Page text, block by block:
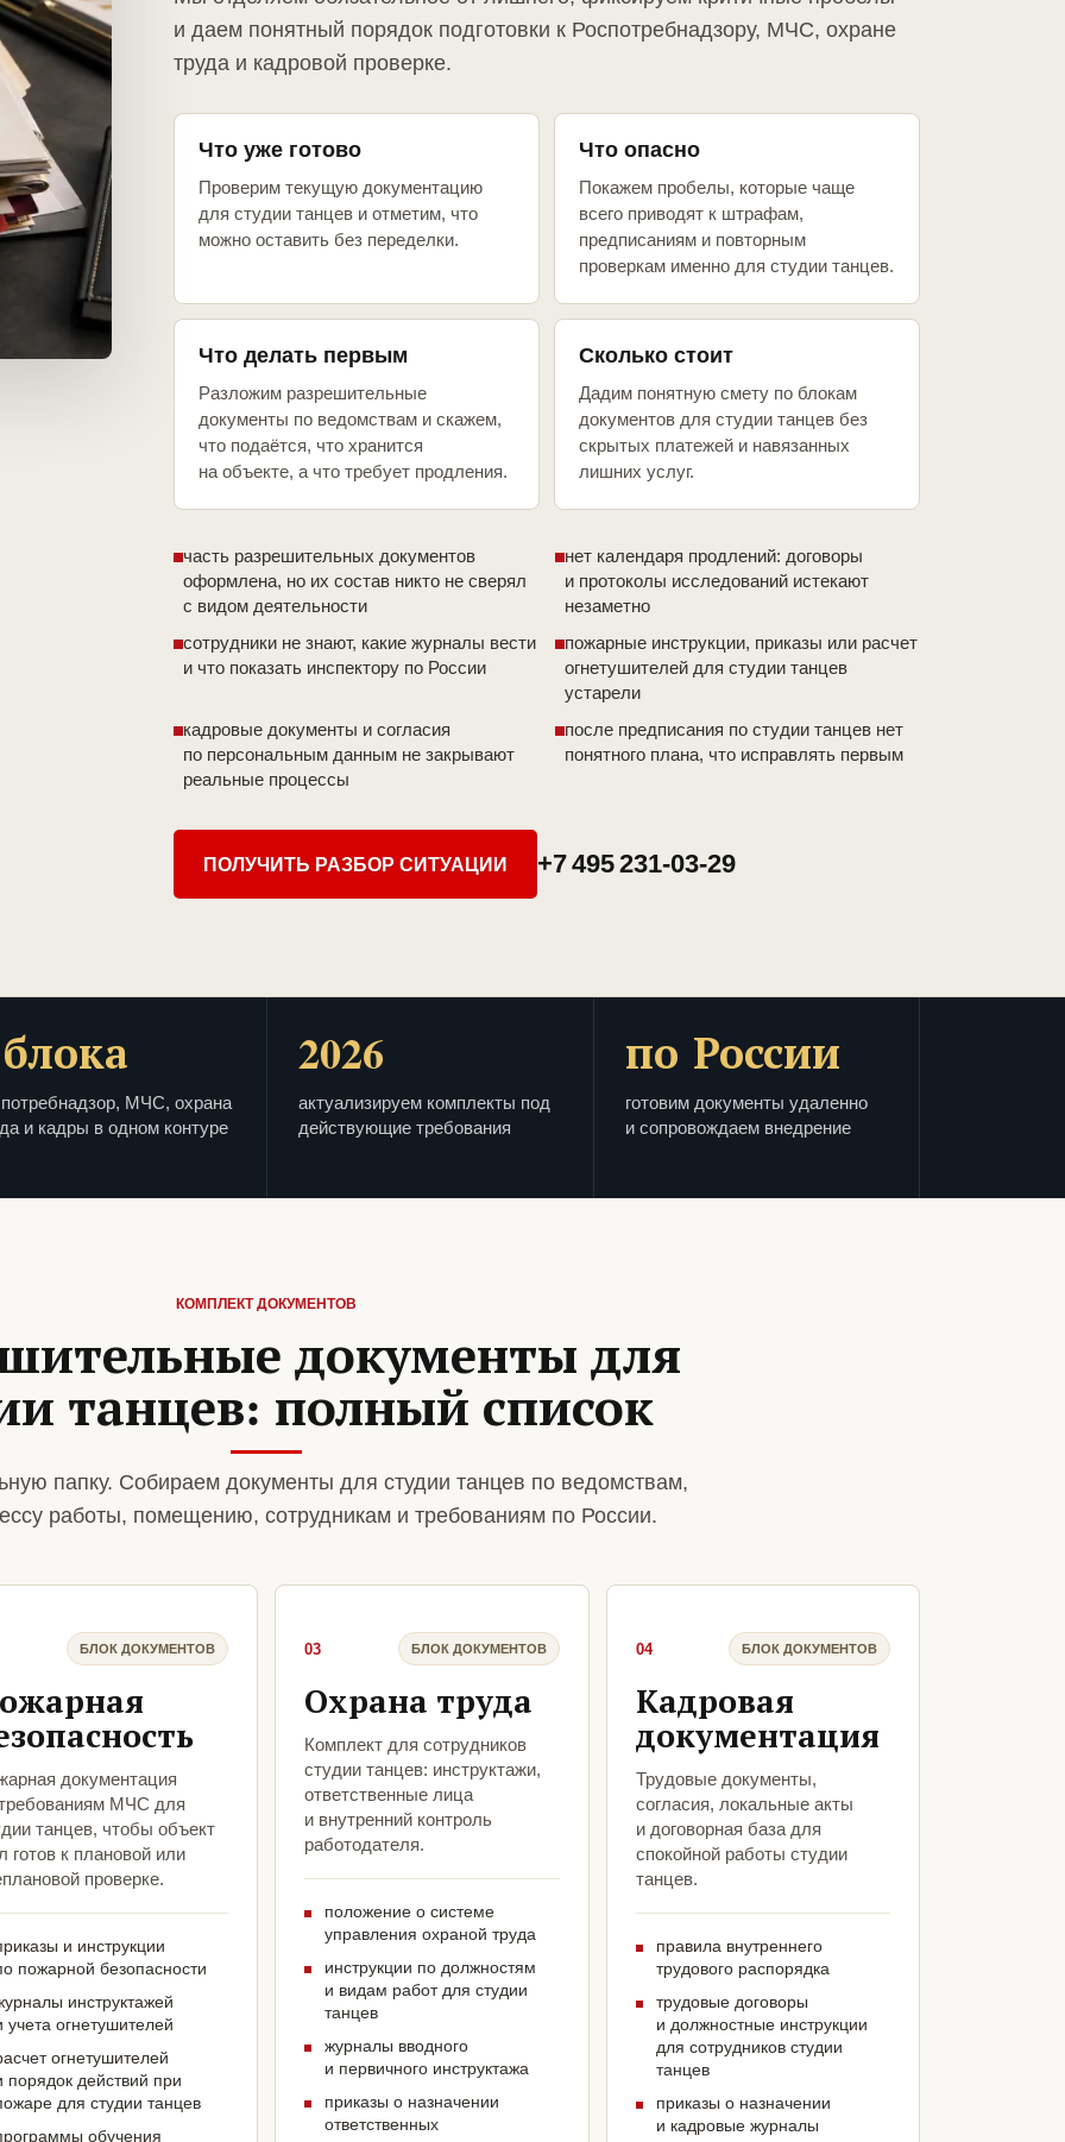
и даем понятный порядок подготовки к Роспотребнадзору, МЧС, охране
труда и кадровой проверке.
Что уже готово
Проверим текущую документацию
для студии танцев и отметим, что
можно оставить без переделки.
Что опасно
Покажем пробелы, которые чаще
всего приводят к штрафам,
предписаниям и повторным
проверкам именно для студии танцев.
Что делать первым
Разложим разрешительные
документы по ведомствам и скажем,
что подаётся, что хранится
на объекте, а что требует продления.
Сколько стоит
Дадим понятную смету по блокам
документов для студии танцев без
скрытых платежей и навязанных
лишних услуг.
часть разрешительных документов
оформлена, но их состав никто не сверял
с видом деятельности
нет календаря продлений: договоры
и протоколы исследований истекают
незаметно
сотрудники не знают, какие журналы вести
и что показать инспектору по России
пожарные инструкции, приказы или расчет
огнетушителей для студии танцев
устарели
кадровые документы и согласия
по персональным данным не закрывают
реальные процессы
после предписания по студии танцев нет
понятного плана, что исправлять первым
ПОЛУЧИТЬ РАЗБОР СИТУАЦИИ +7 495 231-03-29
МЧС, охрана
и кадры в одном контуре
2026
актуализируем комплекты под
действующие требования
по России
готовим документы удаленно
и сопровождаем внедрение
КОМПЛЕКТ ДОКУМЕНТОВ
документы для
танцев: полный список
папку. Собираем документы для студии танцев по ведомствам,
работы, помещению, сотрудникам и требованиям по России.
БЛОК ДОКУМЕНТОВ
документация
МЧС для
танцев, чтобы объект
готов к плановой или
проверке.
и инструкции
пожарной безопасности
инструктажей
учета огнетушителей
огнетушителей
порядок действий при
для студии танцев
обучения
03 БЛОК ДОКУМЕНТОВ
Охрана труда
Комплект для сотрудников
студии танцев: инструктажи,
ответственные лица
и внутренний контроль
работодателя.
положение о системе
управления охраной труда
инструкции по должностям
и видам работ для студии
танцев
журналы вводного
и первичного инструктажа
приказы о назначении
ответственных
04 БЛОК ДОКУМЕНТОВ
Кадровая
документация
Трудовые документы,
согласия, локальные акты
и договорная база для
спокойной работы студии
танцев.
правила внутреннего
трудового распорядка
трудовые договоры
и должностные инструкции
для сотрудников студии
танцев
приказы о назначении
и кадровые журналы